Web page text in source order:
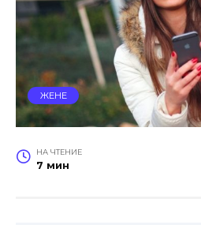
ЖЕНЕ
НА ЧТЕНИЕ
7 мин